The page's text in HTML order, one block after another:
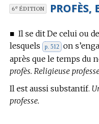
6eÉDITION PROFÈS,
■ Il se dit De celui ou
lesquels
p. 512 on
après que le temps du
profès. Religieuse
Il est aussi substantif.
professe.